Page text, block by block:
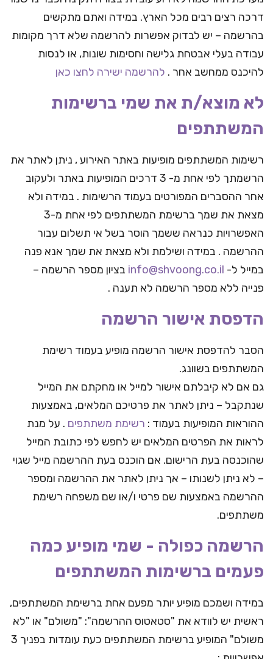
דרכה רצים רבים מכל הארץ. במידה ואתם מתקשים
בהרשמה – יש לבדוק אפשרות להרשמה שלא דרך מקומות
עבודה בעלי אבטחת גלישה וחסימות שונות, או לנסות
להיכנס ממחשב אחר . להרשמה ישירה לחצו כאן
לא מוצא/ת את שמי ברשימות
המשתתפים
רשימות המשתתפים מופיעות באתר האירוע , ניתן לאתר את
הרשמתך לפי אחת מ- 3 דרכים המופיעות באתר ולעקוב
אחר ההסברים המפורטים בעמוד הרשימות . במידה ולא
מצאת את שמך ברשימת המשתתפים לפי אחת מ-3
האפשרויות כנראה ששמך הוסר בשל אי תשלום עבור
ההרשמה . במידה ושילמת ולא מצאת את שמך אנא פנה
במייל ל- info@shvoong.co.il בציון מספר הרשמה –
פנייה ללא מספר הרשמה לא תענה .
הדפסת אישור הרשמה
הסבר להדפסת אישור הרשמה מופיע בעמוד רשימת
המשתתפים בשוונג.
גם אם לא קיבלתם אישור למייל או מחקתם את המייל
שנתקבל – ניתן לאתר את פרטיכם המלאים, באמצעות
ההוראות המופיעות בעמוד : רשימת משתתפים . על מנת
לראות את הפרטים המלאים יש לחפש לפי כתובת המייל
שהוכנסה בעת הרישום. אם הוכנס בעת ההרשמה מייל שגוי
– לא ניתן לשנותו – אך ניתן לאתר את ההרשמה ומספר
ההרשמה באמצעות שם פרטי ו/או שם משפחה רשימת
משתתפים.
הרשמה כפולה - שמי מופיע כמה
פעמים ברשימות המשתתפים
במידה ושמכם מופיע יותר מפעם אחת ברשימת המשתתפים,
ראשית יש לוודא את "סטאטוס ההרשמה": "משולם" או "לא
משולם" המופיע ברשימת המשתתפים כעת עומדות בפניך 3